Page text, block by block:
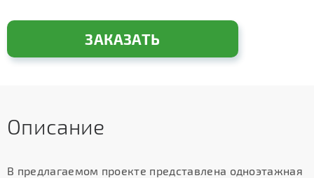
ЗАКАЗАТЬ
Описание
В предлагаемом проекте представлена одноэтажная